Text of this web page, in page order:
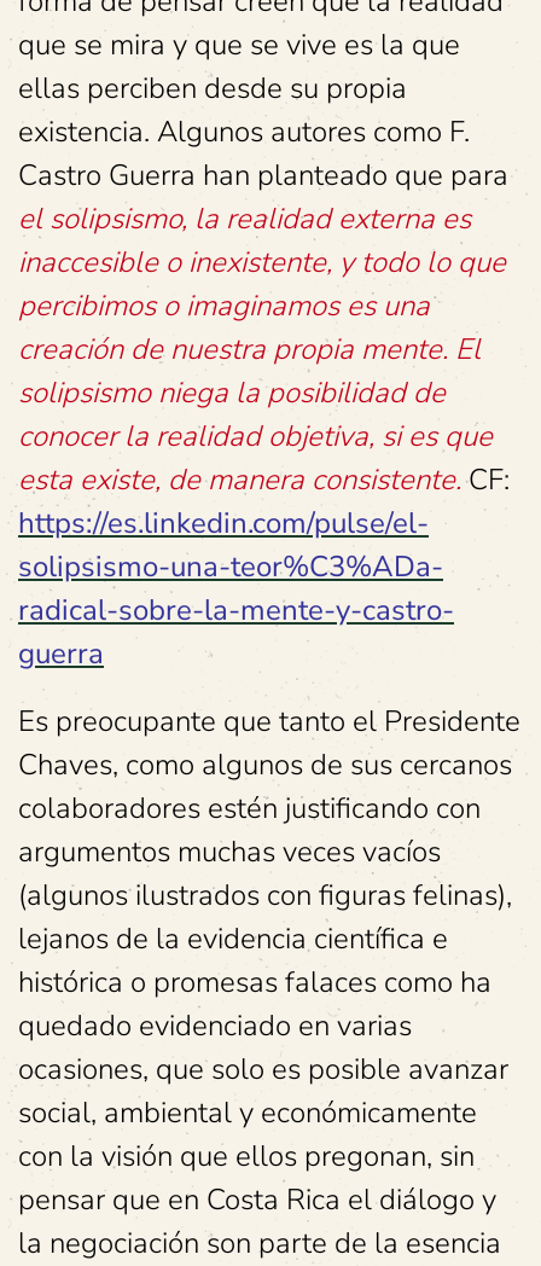
que se mira y que se vive es la que
ellas perciben desde su propia
existencia. Algunos autores como F.
Castro Guerra han planteado que para
el solipsismo, la realidad externa es
inaccesible o inexistente, y todo lo que
percibimos o imaginamos es una
creación de nuestra propia mente. El
solipsismo niega la posibilidad de
conocer la realidad objetiva, si es que
esta existe, de manera consistente.CF:
https://es.linkedin.com/pulse/el-
solipsismo-una-teor%C3%ADa-
radical-sobre-la-mente-y-castro-
guerra
Es preocupante que tanto el Presidente
Chaves, como algunos de sus cercanos
colaboradores estén justificando con
argumentos muchas veces vacíos
(algunos ilustrados con figuras felinas),
lejanos de la evidencia científica e
histórica o promesas falaces como ha
quedado evidenciado en varias
ocasiones, que solo es posible avanzar
social, ambiental y económicamente
con la visión que ellos pregonan, sin
pensar que en Costa Rica el diálogo y
la negociación son parte de la esencia